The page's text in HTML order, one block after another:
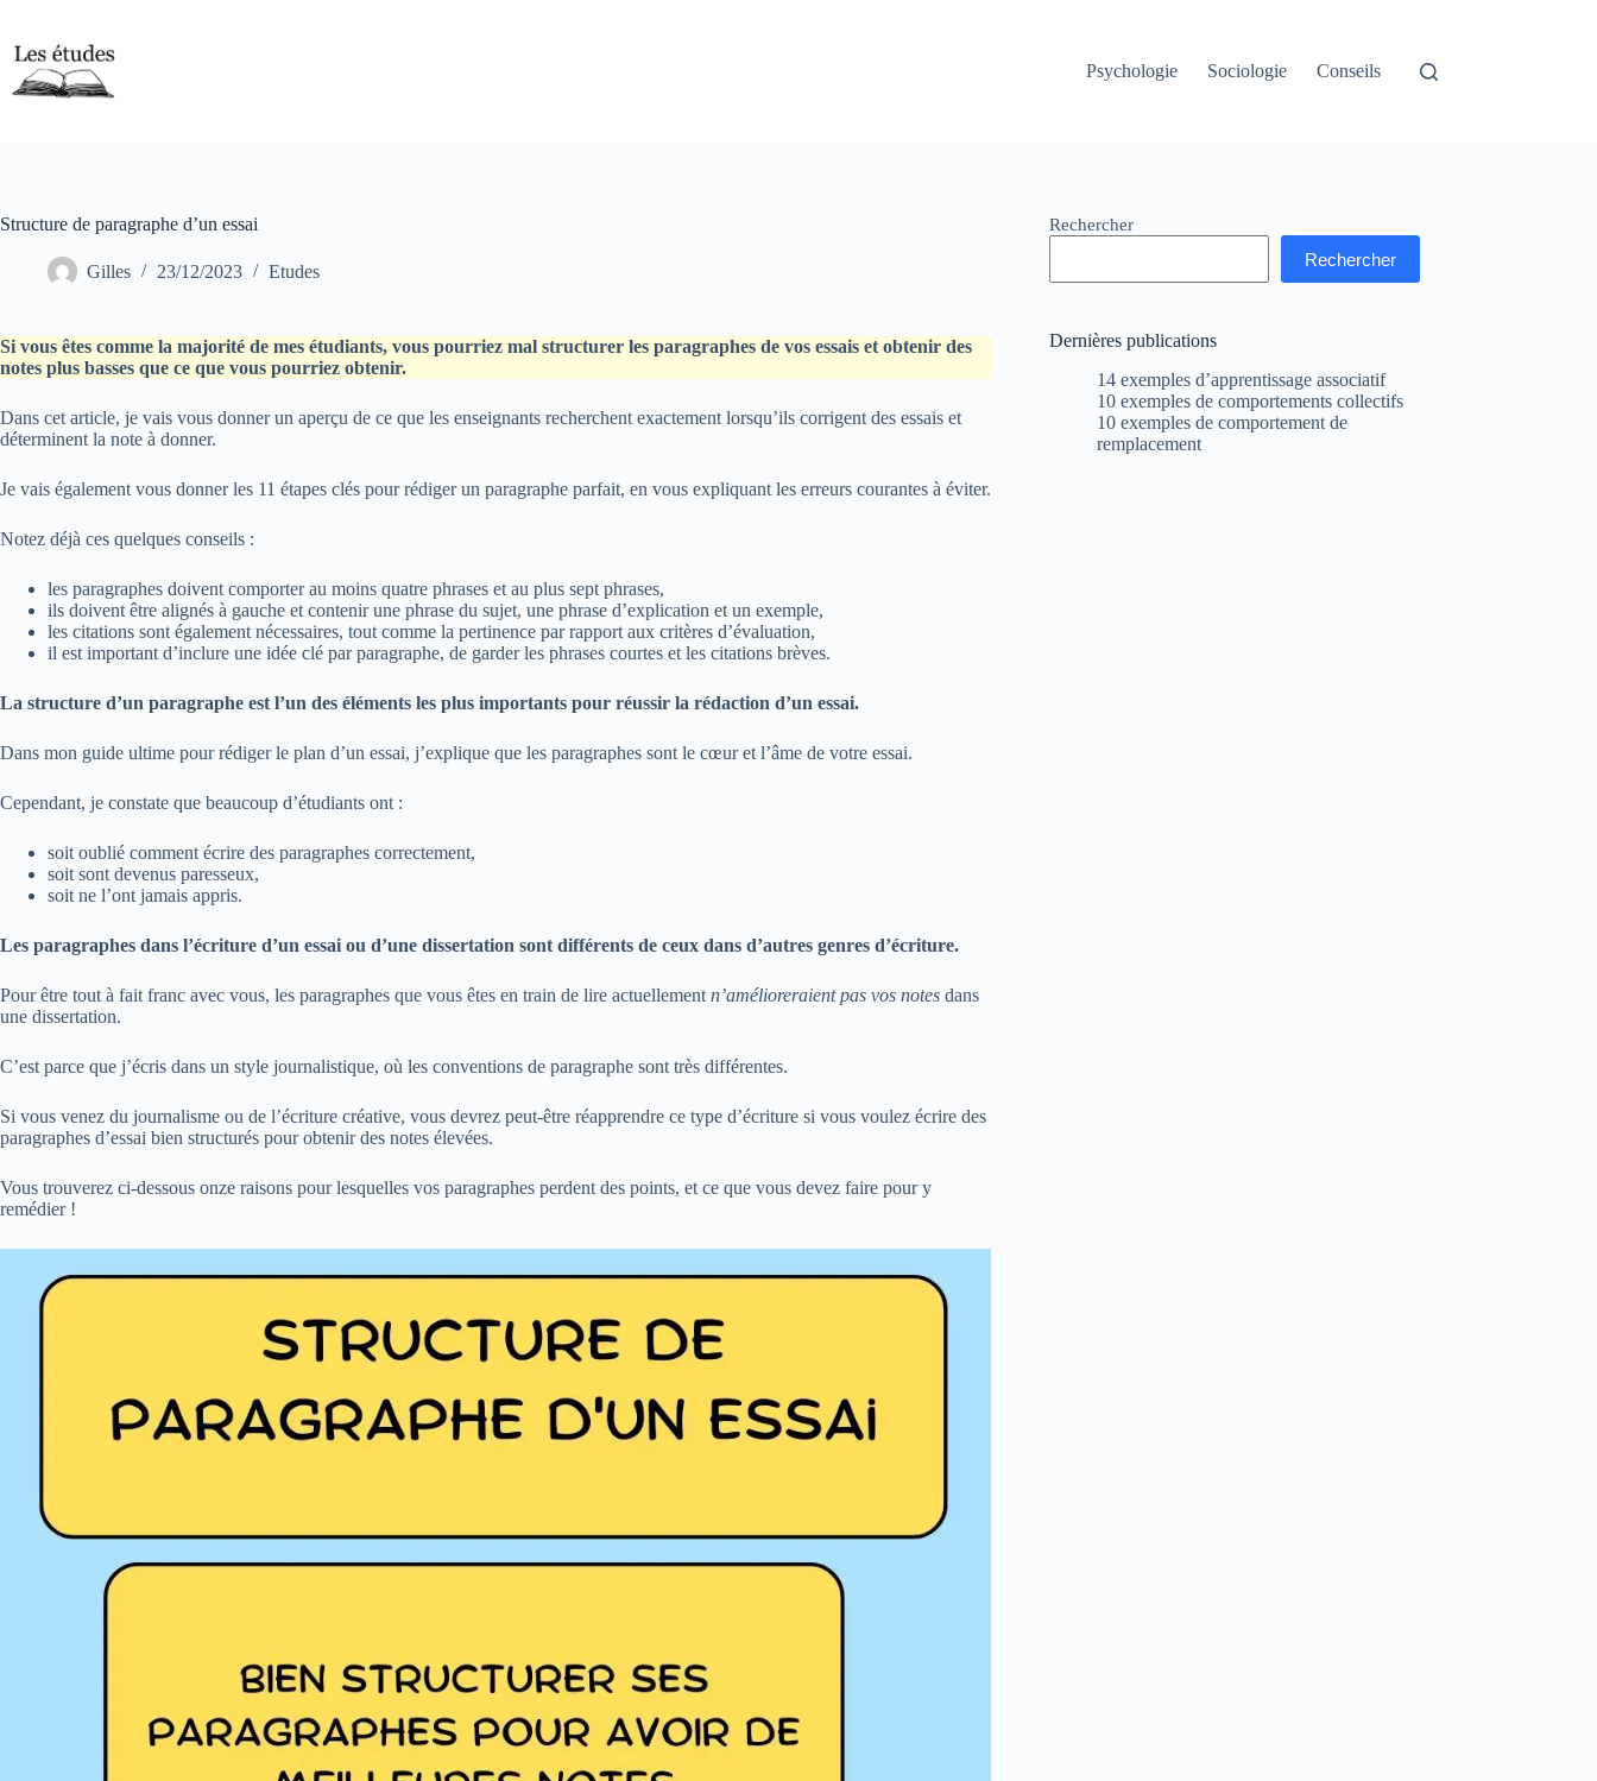
contenu
Psychologie
Sociologie Conseils
Structure de paragraphe d’un essai
Gilles 23/12/2023 Etudes
Si vous êtes comme la majorité de mes étudiants, vous pourriez mal structurer les paragraphes de vos essais et obtenir des
notes plus basses que ce que vous pourriez obtenir.
Dans cet article, je vais vous donner un aperçu de ce que les enseignants recherchent exactement lorsqu’ils corrigent des essais et
déterminent la note à donner.
Je vais également vous donner les 11 étapes clés pour rédiger un paragraphe parfait, en vous expliquant les erreurs courantes à éviter.
Notez déjà ces quelques conseils :
les paragraphes doivent comporter au moins quatre phrases et au plus sept phrases,
ils doivent être alignés à gauche et contenir une phrase du sujet, une phrase d’explication et un exemple,
les citations sont également nécessaires, tout comme la pertinence par rapport aux critères d’évaluation,
il est important d’inclure une idée clé par paragraphe, de garder les phrases courtes et les citations brèves.
La structure d’un paragraphe est l’un des éléments les plus importants pour réussir la rédaction d’un essai.
Dans mon guide ultime pour rédiger le plan d’un essai, j’explique que les paragraphes sont le cœur et l’âme de votre essai.
Cependant, je constate que beaucoup d’étudiants ont :
soit oublié comment écrire des paragraphes correctement,
soit sont devenus paresseux,
soit ne l’ont jamais appris.
Les paragraphes dans l’écriture d’un essai ou d’une dissertation sont différents de ceux dans d’autres genres d’écriture.
Pour être tout à fait franc avec vous, les paragraphes que vous êtes en train de lire actuellement n’amélioreraient pas vos notes dans
une dissertation.
C’est parce que j’écris dans un style journalistique, où les conventions de paragraphe sont très différentes.
Si vous venez du journalisme ou de l’écriture créative, vous devrez peut-être réapprendre ce type d’écriture si vous voulez écrire des
paragraphes d’essai bien structurés pour obtenir des notes élevées.
Vous trouverez ci-dessous onze raisons pour lesquelles vos paragraphes perdent des points, et ce que vous devez faire pour y
remédier !
Rechercher
Rechercher
Dernières publications
14 exemples d’apprentissage associatif
10 exemples de comportements collectifs
10 exemples de comportement de
remplacement